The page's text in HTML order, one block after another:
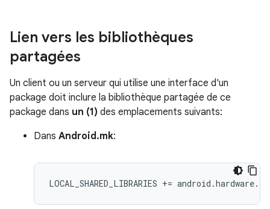
Lien vers les bibliothèques
partagées
Un client ou un serveur qui utilise une interface d'un
package doit inclure la bibliothèque partagée de ce
package dans un (1) des emplacements suivants:
Dans Android.mk:
LOCAL_SHARED_LIBRARIES += android .hardware.